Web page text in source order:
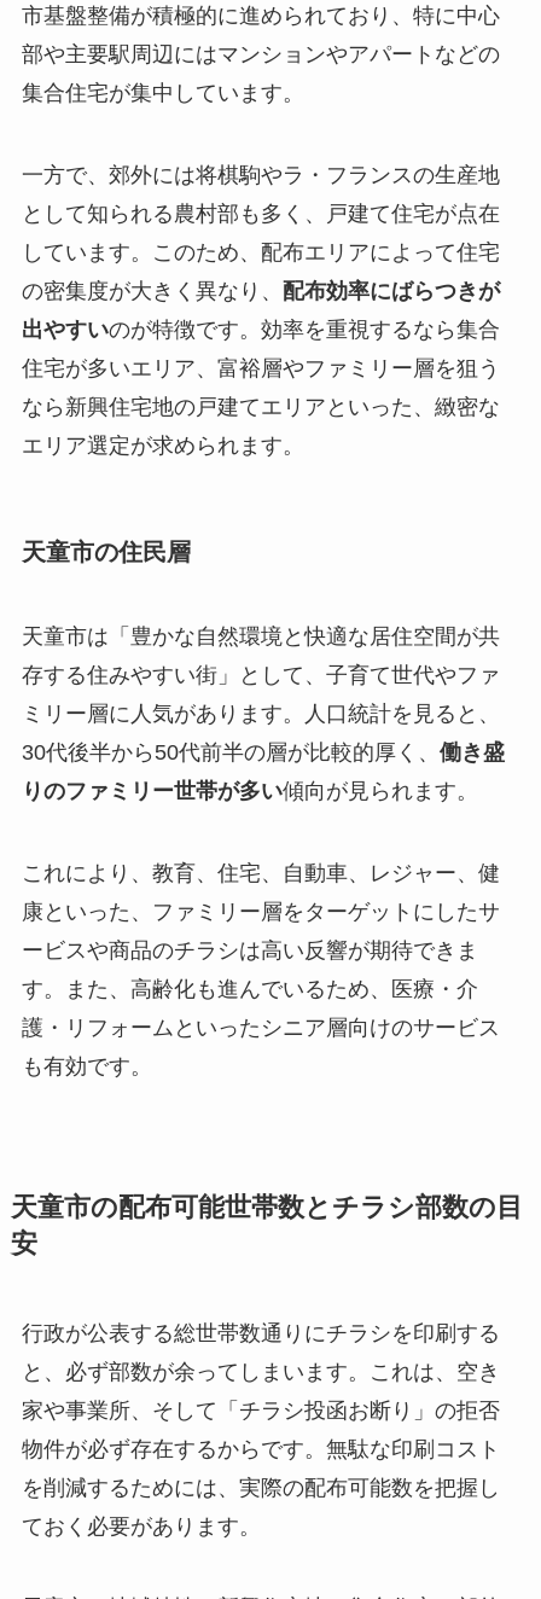
市基盤整備が積極的に進められており、特に中心
部や主要駅周辺にはマンションやアパートなどの
集合住宅が集中しています。
一方で、郊外には将棋駒やラ・フランスの生産地
として知られる農村部も多く、戸建て住宅が点在
しています。このため、配布エリアによって住宅
の密集度が大きく異なり、 配布効率にばらつきが
出やすいのが特徴です。効率を重視するなら集合
住宅が多いエリア、富裕層やファミリー層を狙う
なら新興住宅地の戸建てエリアといった、緻密な
エリア選定が求められます。
天童市の住民層
天童市は「豊かな自然環境と快適な居住空間が共
存する住みやすい街」として、子育て世代やファ
ミリー層に人気があります。人口統計を見ると、
30代後半から50代前半の層が比較的厚く、 働き盛
りのファミリー世帯が多い傾向が見られます。
これにより、教育、住宅、自動車、レジャー、健
康といった、ファミリー層をターゲットにしたサ
ービスや商品のチラシは高い反響が期待できま
す。また、高齢化も進んでいるため、医療・介
護・リフォームといったシニア層向けのサービス
も有効です。
天童市の配布可能世帯数とチラシ部数の目
安
行政が公表する総世帯数通りにチラシを印刷する
と、必ず部数が余ってしまいます。これは、空き
家や事業所、そして「チラシ投函お断り」の拒否
物件が必ず存在するからです。無駄な印刷コスト
を削減するためには、実際の配布可能数を把握し
ておく必要があります。